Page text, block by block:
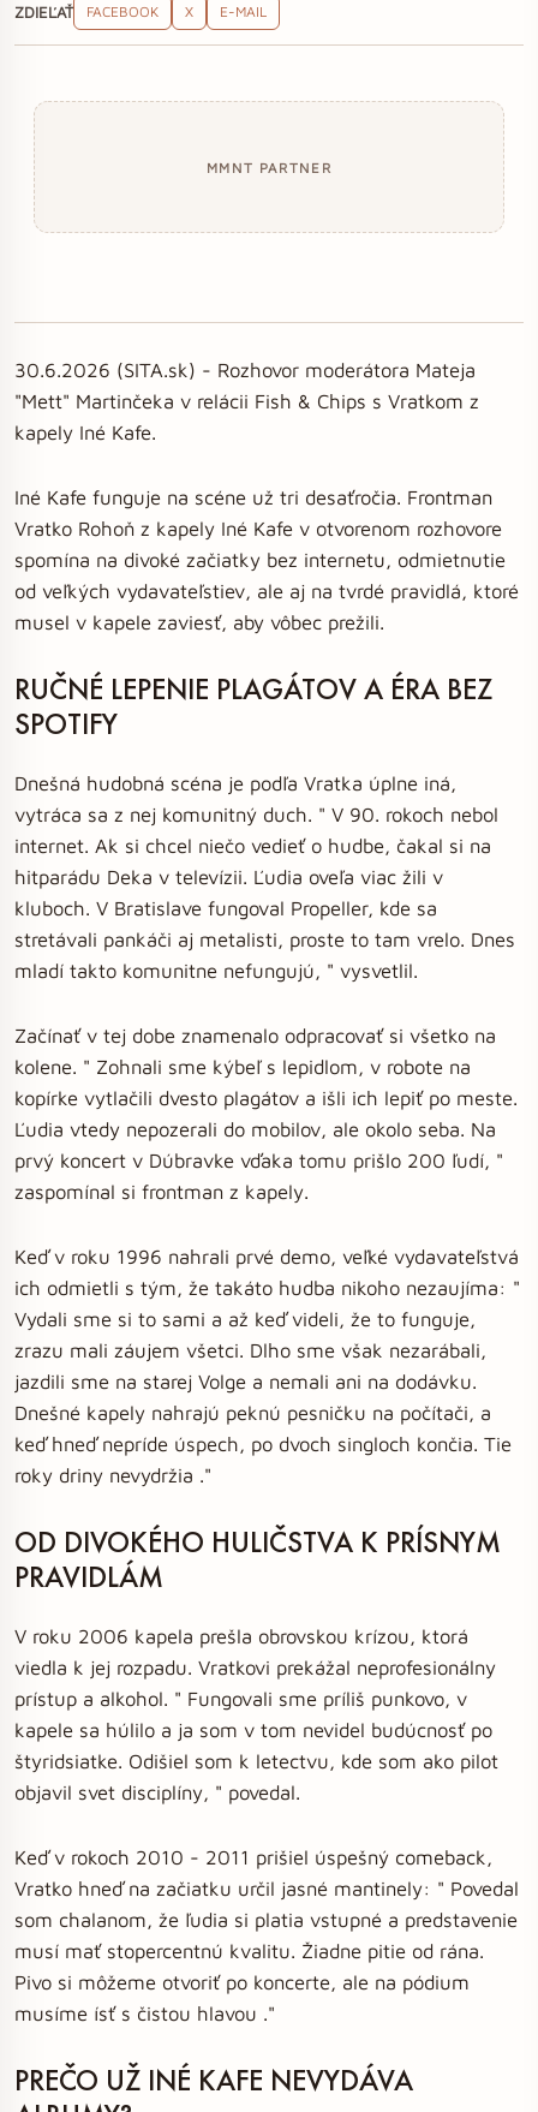
ZDIEĽAŤ FACEBOOK X E-MAIL
MMNT PARTNER
30.6.2026 (SITA.sk) - Rozhovor moderátora Mateja
"Mett" Martinčeka v relácii Fish & Chips s Vratkom z
kapely Iné Kafe.
Iné Kafe funguje na scéne už tri desaťročia. Frontman
Vratko Rohoň z kapely Iné Kafe v otvorenom rozhovore
spomína na divoké začiatky bez internetu, odmietnutie
od veľkých vydavateľstiev, ale aj na tvrdé pravidlá, ktoré
musel v kapele zaviesť, aby vôbec prežili.
RUČNÉ LEPENIE PLAGÁTOV A ÉRA BEZ
SPOTIFY
Dnešná hudobná scéna je podľa Vratka úplne iná,
vytráca sa z nej komunitný duch. " V 90. rokoch nebol
internet. Ak si chcel niečo vedieť o hudbe, čakal si na
hitparádu Deka v televízii. Ľudia oveľa viac žili v
kluboch. V Bratislave fungoval Propeller, kde sa
stretávali pankáči aj metalisti, proste to tam vrelo. Dnes
mladí takto komunitne nefungujú, " vysvetlil.
Začínať v tej dobe znamenalo odpracovať si všetko na
kolene. " Zohnali sme kýbeľ s lepidlom, v robote na
kopírke vytlačili dvesto plagátov a išli ich lepiť po meste.
Ľudia vtedy nepozerali do mobilov, ale okolo seba. Na
prvý koncert v Dúbravke vďaka tomu prišlo 200 ľudí, "
zaspomínal si frontman z kapely.
Keď v roku 1996 nahrali prvé demo, veľké vydavateľstvá
ich odmietli s tým, že takáto hudba nikoho nezaujíma: "
Vydali sme si to sami a až keď videli, že to funguje,
zrazu mali záujem všetci. Dlho sme však nezarábali,
jazdili sme na starej Volge a nemali ani na dodávku.
Dnešné kapely nahrajú peknú pesničku na počítači, a
keď hneď nepríde úspech, po dvoch singloch končia. Tie
roky driny nevydržia ."
OD DIVOKÉHO HULIČSTVA K PRÍSNYM
PRAVIDLÁM
V roku 2006 kapela prešla obrovskou krízou, ktorá
viedla k jej rozpadu. Vratkovi prekážal neprofesionálny
prístup a alkohol. " Fungovali sme príliš punkovo, v
kapele sa húlilo a ja som v tom nevidel budúcnosť po
štyridsiatke. Odišiel som k letectvu, kde som ako pilot
objavil svet disciplíny, " povedal.
Keď v rokoch 2010 - 2011 prišiel úspešný comeback,
Vratko hneď na začiatku určil jasné mantinely: " Povedal
som chalanom, že ľudia si platia vstupné a predstavenie
musí mať stopercentnú kvalitu. Žiadne pitie od rána.
Pivo si môžeme otvoriť po koncerte, ale na pódium
musíme ísť s čistou hlavou ."
PREČO UŽ INÉ KAFE NEVYDÁVA